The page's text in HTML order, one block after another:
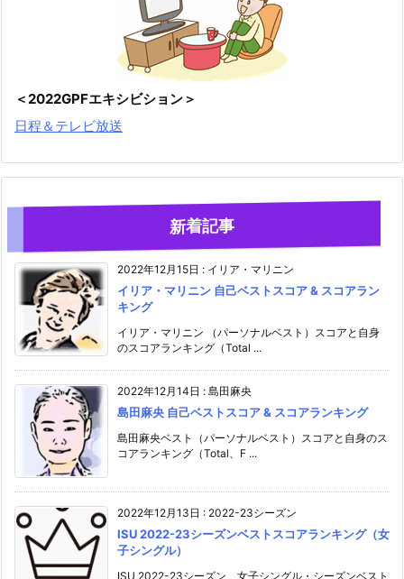
＜2022GPFエキシビション＞
日程＆テレビ放送
新着記事
2022年12月15日 : イリア・マリニン
イリア・マリニン 自己ベストスコア & スコアラン
キング
イリア・マリニン （パーソナルベスト）スコアと自身
のスコアランキング（Total ...
2022年12月14日 : 島田麻央
島田麻央 自己ベストスコア & スコアランキング
島田麻央ベスト（パーソナルベスト）スコアと自身のス
コアランキング（Total、F ...
2022年12月13日 : 2022-23シーズン
ISU 2022-23シーズンベストスコアランキング（女
子シングル）
ISU 2022-23シーズン、女子シングル・シーズンベスト